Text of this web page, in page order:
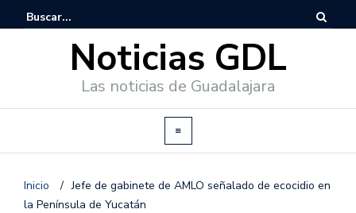
Noticias GDL
Las noticias de Guadalajara
Inicio / Jefe de gabinete de AMLO señalado de ecocidio en
la Península de Yucatán